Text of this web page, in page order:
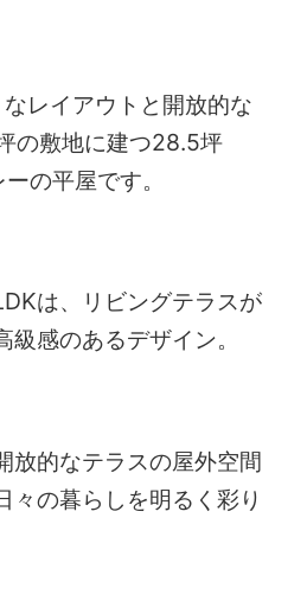
レイアウトと開放的な
の敷地に建つ28.5坪
の平屋です。
は、リビングテラスが
感のあるデザイン。
放的なテラスの屋外空間
々の暮らしを明るく彩り